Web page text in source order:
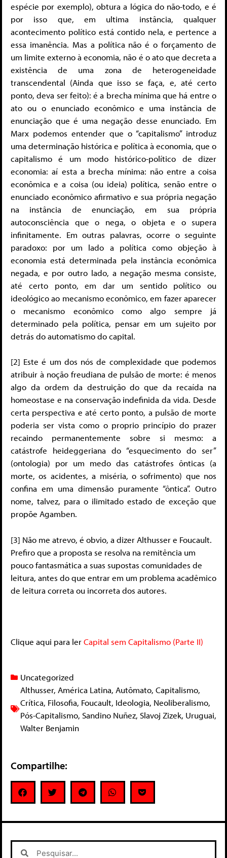
espécie por exemplo), obtura a lógica do não-todo, e é
por isso que, em ultima instância, qualquer
acontecimento político está contido nela, e pertence a
essa imanência. Mas a política não é o forçamento de
um limite externo à economia, não é o ato que decreta a
existência de uma zona de heterogeneidade
transcendental (Ainda que isso se faça, e, até certo
ponto, deva ser feito): é a brecha mínima que há entre o
ato ou o enunciado econômico e uma instância de
enunciação que é uma negação desse enunciado. Em
Marx podemos entender que o “capitalismo” introduz
uma determinação histórica e política à economia, que o
capitalismo é um modo histórico-político de dizer
economia: aí esta a brecha mínima: não entre a coisa
econômica e a coisa (ou ideia) política, senão entre o
enunciado econômico afirmativo e sua própria negação
na instância de enunciação, em sua própria
autoconsciência que o nega, o objeta e o supera
infinitamente. Em outras palavras, ocorre o seguinte
paradoxo: por um lado a política como objeção à
economia está determinada pela instância econômica
negada, e por outro lado, a negação mesma consiste,
até certo ponto, em dar um sentido político ou
ideológico ao mecanismo econômico, em fazer aparecer
o mecanismo econômico como algo sempre já
determinado pela política, pensar em um sujeito por
detrás do automatismo do capital.
[2] Este é um dos nós de complexidade que podemos
atribuir à noção freudiana de pulsão de morte: é menos
algo da ordem da destruição do que da recaída na
homeostase e na conservação indefinida da vida. Desde
certa perspectiva e até certo ponto, a pulsão de morte
poderia ser vista como o proprio princípio do prazer
recaindo permanentemente sobre si mesmo: a
catástrofe heideggeriana do “esquecimento do ser”
(ontologia) por um medo das catástrofes ônticas (a
morte, os acidentes, a miséria, o sofrimento) que nos
confina em uma dimensão puramente “ôntica”. Outro
nome, talvez, para o ilimitado estado de exceção que
propõe Agamben.
[3] Não me atrevo, é obvio, a dizer Althusser e Foucault.
Prefiro que a proposta se resolva na remitência um
pouco fantasmática a suas supostas comunidades de
leitura, antes do que entrar em um problema acadêmico
de leitura correta ou incorreta dos autores.
Clique aqui para lerCapital sem Capitalismo (Parte II)
Uncategorized
Althusser, América Latina, Autômato, Capitalismo,
Crítica, Filosofia, Foucault, Ideologia, Neoliberalismo,
Pós-Capitalismo, Sandino Nuñez, Slavoj Zizek, Uruguai,
Walter Benjamin
Compartilhe: